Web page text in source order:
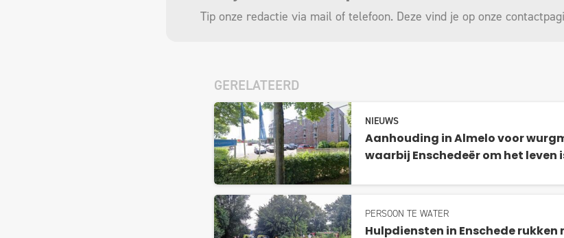
Tip onze redactie via mail of telefoon. Deze vind je op onze
GERELATEERD
NIEUWS
Aanhouding in Almelo voor
waarbij Enschedeër om het leven
PERSOON TE WATER
Hulpdiensten in Enschede rukken